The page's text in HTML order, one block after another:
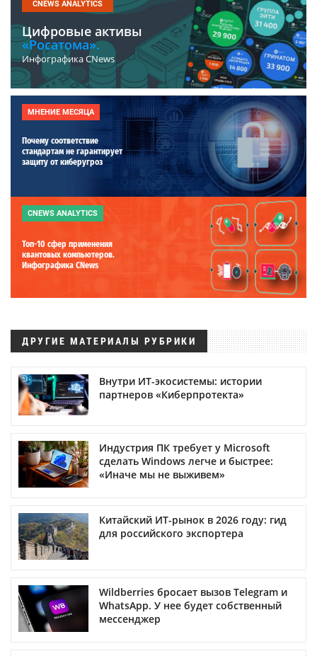
CNEWS ANALYTICS
Цифровые активы
«Росатома».
Инфографика CNews
МНЕНИЕ МЕСЯЦА
Почему соответствие
стандартам не гарантирует
защиту от киберугроз
CNEWS ANALYTICS
Топ-10 сфер применения
квантовых компьютеров.
Инфографика CNews
ДРУГИЕ МАТЕРИАЛЫ РУБРИКИ
Внутри ИТ-экосистемы: истории
партнеров «Киберпротекта»
Индустрия ПК требует у Microsoft
сделать Windows легче и быстрее:
«Иначе мы не выживем»
Китайский ИТ-рынок в 2026 году: гид
для российского экспортера
Wildberries бросает вызов Telegram и
WhatsApp. У нее будет собственный
мессенджер